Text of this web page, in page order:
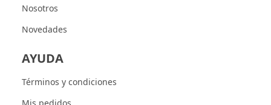
Nosotros
Novedades
AYUDA
Términos y condiciones